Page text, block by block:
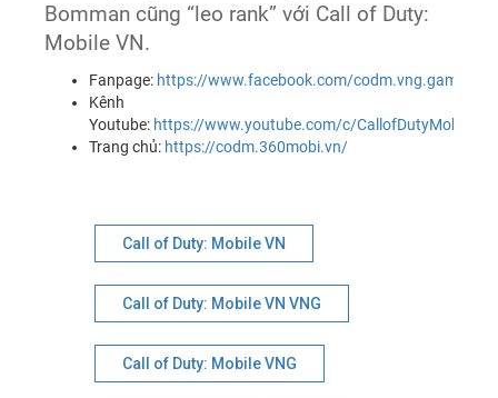
Bomman cũng “leo rank” với Call of Duty:
Mobile VN.
Fanpage: https://www.facebook.com/codm.vng.games/
Kênh
Youtube: https://www.youtube.com/c/CallofDutyMobileVN
Trang chủ: https://codm.360mobi.vn/
Call of Duty: Mobile VN
Call of Duty: Mobile VN VNG
Call of Duty: Mobile VNG